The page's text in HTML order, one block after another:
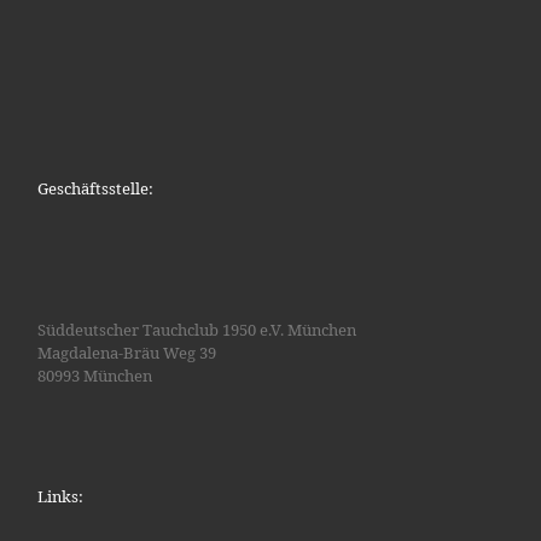
Geschäftsstelle:
Süddeutscher Tauchclub 1950 e.V. München
Magdalena-Bräu Weg 39
80993 München
Links: